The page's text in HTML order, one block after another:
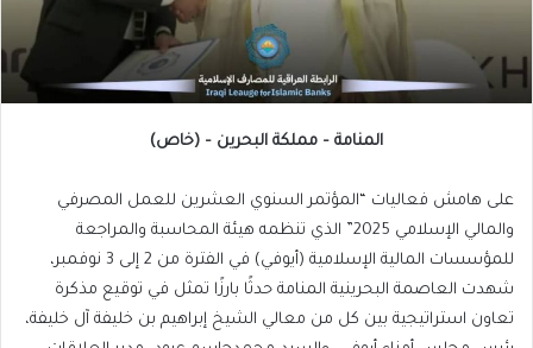
المنامة – مملكة البحرين – (خاص)
على هامش فعاليات “المؤتمر السنوي العشرين للعمل المصرفي
والمالي الإسلامي 2025” الذي تنظمه هيئة المحاسبة والمراجعة
للمؤسسات المالية الإسلامية (أيوفي) في الفترة من 2 إلى 3 نوفمبر،
شهدت العاصمة البحرينية المنامة حدثًا بارزًا تمثل في توقيع مذكرة
تعاون استراتيجية بين كل من معالي الشيخ إبراهيم بن خليفة آل خليفة،